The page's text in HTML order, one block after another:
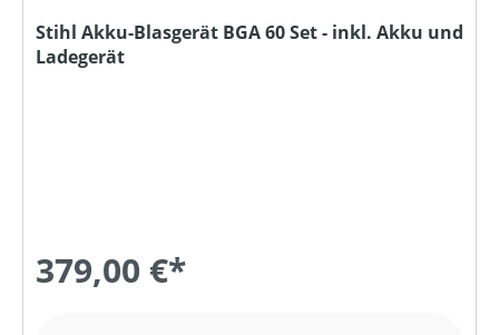
Stihl Akku-Blasgerät BGA 60 Set - inkl. Akku und
Ladegerät
379,00 €*